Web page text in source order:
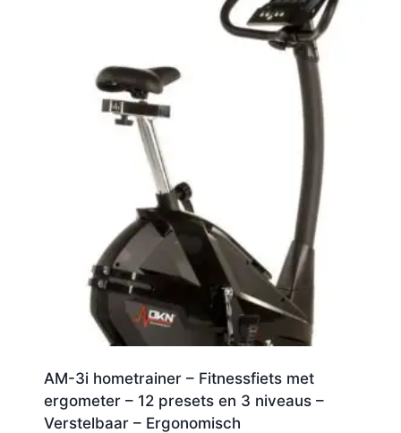
AM-3i hometrainer – Fitnessfiets met
ergometer – 12 presets en 3 niveaus –
Verstelbaar – Ergonomisch